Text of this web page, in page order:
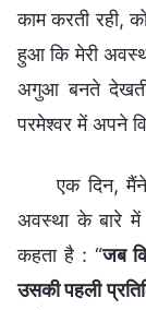
काम करती रही,
हुआ कि मेरी
अगुआ बनते देखती
परमेश्वर में अपने
एक दिन,
अवस्था के बारे में
कहता है : “जब
उसकी पहली